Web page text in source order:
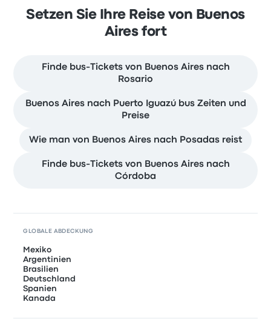
Setzen Sie Ihre Reise von Buenos
Aires fort
Finde bus-Tickets von Buenos Aires nach
Rosario
Buenos Aires nach Puerto Iguazú bus Zeiten und
Preise
Wie man von Buenos Aires nach Posadas reist
Finde bus-Tickets von Buenos Aires nach
Córdoba
GLOBALE ABDECKUNG
Mexiko
Argentinien
Brasilien
Deutschland
Spanien
Kanada